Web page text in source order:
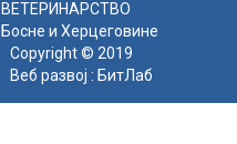
ВЕТЕРИНАРСТВО
Босне и Херцеговине
Copyright © 2019
Веб развој : БитЛаб